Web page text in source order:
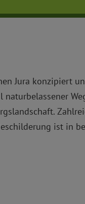
Jura konzipiert
ist in